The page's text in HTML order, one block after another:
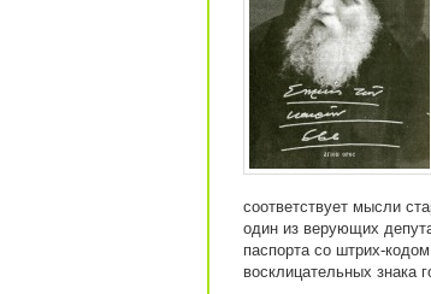
соответствует мысли
один из верующих
паспорта со штрих-
восклицательных знака